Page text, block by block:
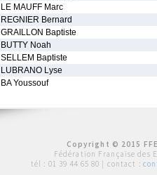
LE MAUFF Marc
REGNIER Bernard
GRAILLON Baptiste
BUTTY Noah
SELLEM Baptiste
LUBRANO Lyse
BA Youssouf
Copyright © 2015
Fédération Française des
tél : 01 39 44 65 80 | contact :